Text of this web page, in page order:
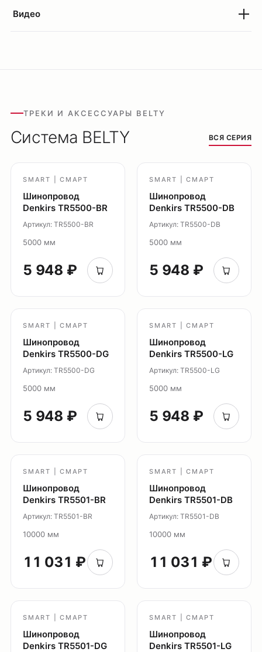
Видео
ТРЕКИ И АКСЕССУАРЫ BELTY
Система BELTY ВСЯ СЕРИЯ
SMART | СМАРТ
Шинопровод
Denkirs TR5500-BR
Артикул: TR5500-BR
5000 мм
5 948 ₽
SMART | СМАРТ
Шинопровод
Denkirs TR5500-DB
Артикул: TR5500-DB
5000 мм
5 948 ₽
SMART | СМАРТ
Шинопровод
Denkirs TR5500-DG
Артикул: TR5500-DG
5000 мм
5 948 ₽
SMART | СМАРТ
Шинопровод
Denkirs TR5500-LG
Артикул: TR5500-LG
5000 мм
5 948 ₽
SMART | СМАРТ
Шинопровод
Denkirs TR5501-BR
Артикул: TR5501-BR
10000 мм
11 031 ₽
SMART | СМАРТ
Шинопровод
Denkirs TR5501-DB
Артикул: TR5501-DB
10000 мм
11 031 ₽
SMART | СМАРТ
Шинопровод
Denkirs TR5501-DG
SMART | СМАРТ
Шинопровод
Denkirs TR5501-LG
Подсветка ступеней
Потолочные накладные
Ремневая система Belty
Потолочные подвесные
Управление освещением
Настенные светильники
Уличное освещение
Демооборудование
О нас
Новости
Главная
Система Solid
Система Shine
Светильники Orbit
Светильники Flex
Светильники Inviz